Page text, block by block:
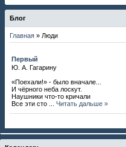
Блог
Главная » Люди
Первый
Ю. А. Гагарину
«Поехали!» - было вначале...
И чёрного неба лоскут.
Наушники что-то кричали
Все эти сто
Читать дальше »